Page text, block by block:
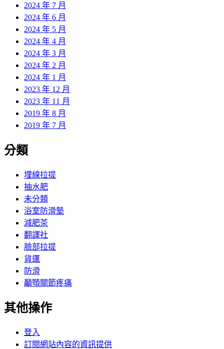
2024 年 7 月
2024 年 6 月
2024 年 5 月
2024 年 4 月
2024 年 3 月
2024 年 2 月
2024 年 1 月
2023 年 12 月
2023 年 11 月
2019 年 8 月
2019 年 7 月
分類
埋線拉提
抽水肥
未分類
浴室防滑墊
減肥茶
翻譯社
臉部拉提
貨運
防滑
顳顎關節疼痛
其他操作
登入
訂閱網站內容的資訊提供